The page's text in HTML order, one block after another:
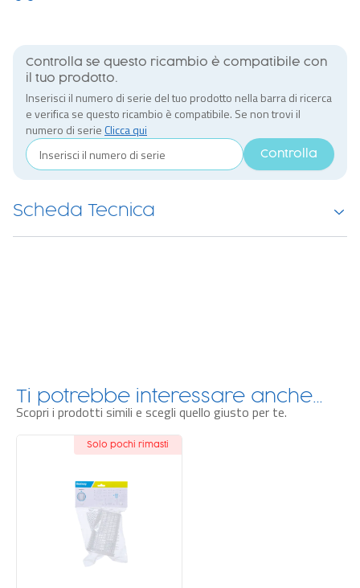
Controlla se questo ricambio è compatibile con
il tuo prodotto.
Inserisci il numero di serie del tuo prodotto nella barra di ricerca
e verifica se questo ricambio è compatibile. Se non trovi il
numero di serie Clicca qui
Controlla
Scheda Tecnica
Ti potrebbe interessare anche…
Scopri i prodotti simili e scegli quello giusto per te.
Solo pochi rimasti